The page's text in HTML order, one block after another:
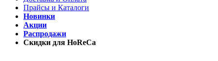
Прайсы и Каталоги
Новинки
Акции
Распродажи
Скидки для HoReCa